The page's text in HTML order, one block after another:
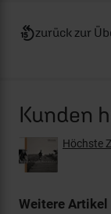
Ich bring euch
zurück zur
Kunden
Höchste
Weitere Artikel